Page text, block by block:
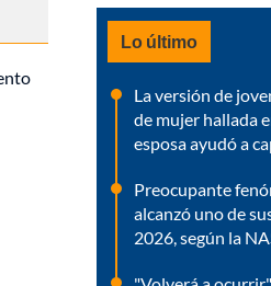
Lo último
La versión de
de mujer hallada
esposa ayudó a
Preocupante
alcanzó uno de
2026, según la